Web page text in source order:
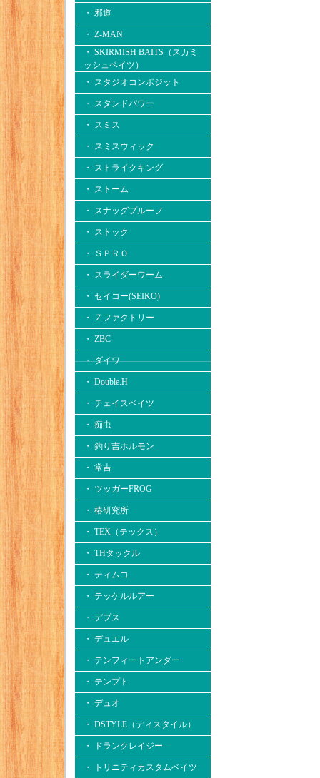
・ 邪道
・ Z-MAN
・ SKIRMISH BAITS（スカミ
ッシュベイツ）
・ スタジオコンポジット
・ スタンドパワー
・ スミス
・ スミスウィック
・ ストライクキング
・ ストーム
・ スナッグプルーフ
・ ストック
・ ＳＰＲＯ
・ スライダーワーム
・ セイコー(SEIKO)
・ Ｚファクトリー
・ ZBC
・ ダイワ
・ Double.H
・ チェイスベイツ
・ 痴虫
・ 釣り吉ホルモン
・ 常吉
・ ツッガーFROG
・ 椿研究所
・ TEX（テックス）
・ THタックル
・ ティムコ
・ テッケルルアー
・ デプス
・ デュエル
・ テンフィートアンダー
・ テンプト
・ デュオ
・ DSTYLE（ディスタイル）
・ ドランクレイジー
・ トリニティカスタムベイツ